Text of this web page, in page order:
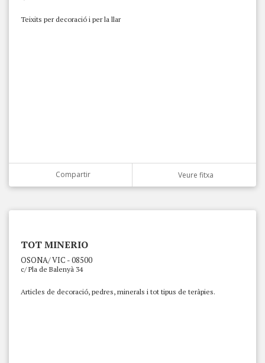
Teixits per decoració i per la llar
Compartir Veure fitxa
TOT MINERIO
OSONA/ VIC - 08500
c/ Pla de Balenyà 34
Articles de decoració, pedres, minerals i tot tipus de teràpies.